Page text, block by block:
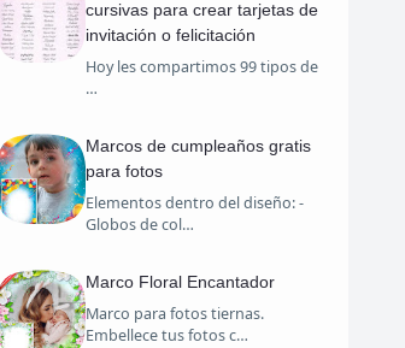
cursivas para crear tarjetas de
invitación o felicitación
Hoy les compartimos 99 tipos de
…
Marcos de cumpleaños gratis
para fotos
Elementos dentro del diseño: -
Globos de col…
Marco Floral Encantador
Marco para fotos tiernas.
Embellece tus fotos c…